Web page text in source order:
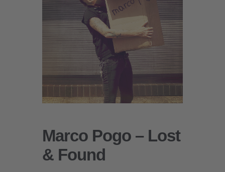
Marco Pogo – Lost
& Found